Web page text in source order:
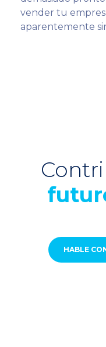
vender tu
aparentemente
HABLE